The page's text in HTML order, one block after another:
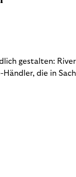
gestalten:
die in